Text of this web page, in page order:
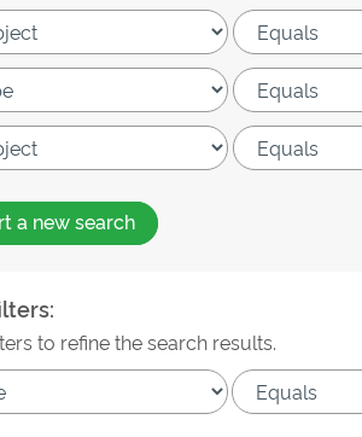
a new search
to refine the search results.